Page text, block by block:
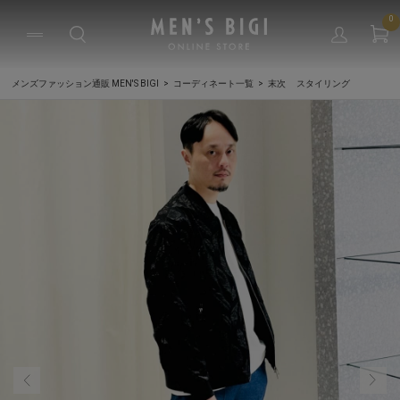
0
メンズファッション通販 MEN'S BIGI コーディネート一覧 末次 スタイリング